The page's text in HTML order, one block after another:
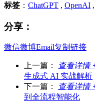
标签 ： ChatGPT , OpenAI ,
分享：
微信微博Email复制链接
上一篇： 查看详情
生成式 AI 实战解析
下一篇：
查看详情
到全流程智能化